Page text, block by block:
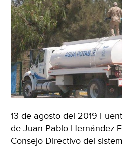
13 de agosto del 2019
de Juan Pablo Hernández
Consejo Directivo del